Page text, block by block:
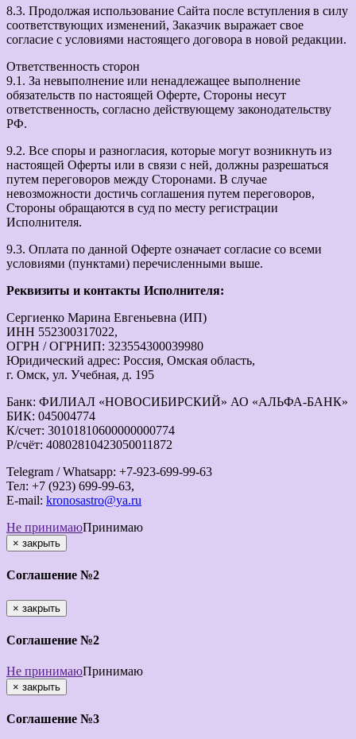
8.3. Продолжая использование Сайта после вступления в силу
соответствующих изменений, Заказчик выражает свое
согласие с условиями настоящего договора в новой редакции.
Ответственность сторон
9.1. За невыполнение или ненадлежащее выполнение
обязательств по настоящей Оферте, Стороны несут
ответственность, согласно действующему законодательству
РФ.
9.2. Все споры и разногласия, которые могут возникнуть из
настоящей Оферты или в связи с ней, должны разрешаться
путем переговоров между Сторонами. В случае
невозможности достичь соглашения путем переговоров,
Стороны обращаются в суд по месту регистрации
Исполнителя.
9.3. Оплата по данной Оферте означает согласие со всеми
условиями (пунктами) перечисленными выше.
Реквизиты и контакты Исполнителя:
Сергиенко Марина Евгеньевна (ИП)
ИНН 552300317022,
ОГРН / ОГРНИП: 323554300039980
Юридический адрес: Россия, Омская область,
г. Омск, ул. Учебная, д. 195
Банк: ФИЛИАЛ «НОВОСИБИРСКИЙ» АО «АЛЬФА-БАНК»
БИК: 045004774
К/счет: 30101810600000000774
Р/счёт: 40802810423050011872
Telegram / Whatsapp: +7-923-699-99-63
Тел: +7 (923) 699-99-63,
E-mail: kronosastro@ya.ru
Не принимаюПринимаю
× закрыть
Соглашение №2
× закрыть
Соглашение №2
Не принимаюПринимаю
× закрыть
Соглашение №3